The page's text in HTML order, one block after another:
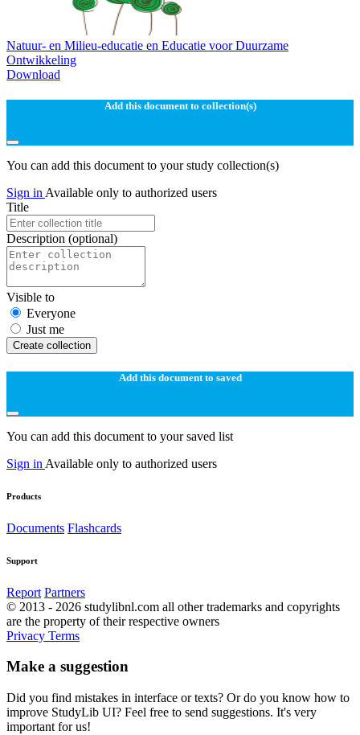
Natuur- en Milieu-educatie en Educatie voor Duurzame
Ontwikkeling
Download
Add this document to collection(s)
You can add this document to your study collection(s)
Sign in Available only to authorized users
Title
Description (optional)
Visible to
Everyone
Just me
Create collection
Add this document to saved
You can add this document to your saved list
Sign in Available only to authorized users
Products
Documents Flashcards
Support
Report Partners
© 2013 - 2026 studylibnl.com all other trademarks and copyrights
are the property of their respective owners
Privacy Terms
Make a suggestion
Did you find mistakes in interface or texts? Or do you know how to
improve StudyLib UI? Feel free to send suggestions. It's very
important for us!